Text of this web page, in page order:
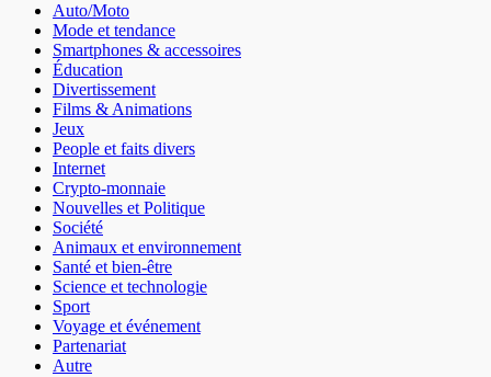
Auto/Moto
Mode et tendance
Smartphones & accessoires
Éducation
Divertissement
Films & Animations
Jeux
People et faits divers
Internet
Crypto-monnaie
Nouvelles et Politique
Société
Animaux et environnement
Santé et bien-être
Science et technologie
Sport
Voyage et événement
Partenariat
Autre